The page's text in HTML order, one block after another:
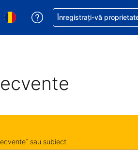
moneda. Moneda actuală este Dolar
Alegeți limba. Limba actuală este
Primiți asistență cu
Înregistrați-vă
sau subiect